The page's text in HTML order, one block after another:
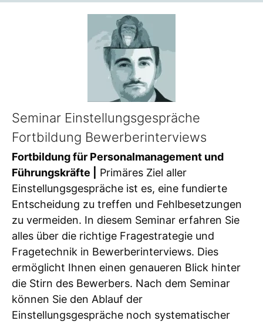
Seminar Einstellungsgespräche
Fortbildung Bewerberinterviews
Fortbildung für Personalmanagement und
Führungskräfte |
Primäres Ziel aller
Einstellungsgespräche ist es, eine fundierte
Entscheidung zu treffen und Fehlbesetzungen
zu vermeiden. In diesem Seminar erfahren Sie
alles über die richtige Fragestrategie und
Fragetechnik in Bewerberinterviews. Dies
ermöglicht Ihnen einen genaueren Blick hinter
die Stirn des Bewerbers. Nach dem Seminar
können Sie den Ablauf der
Einstellungsgespräche noch systematischer